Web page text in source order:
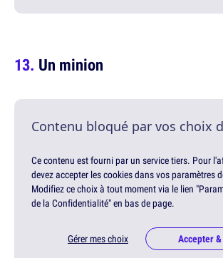
Un minion
Contenu bloqué par vos choix
Ce contenu est fourni par un service tiers. Pour
devez accepter les cookies dans vos paramètres
Modifiez ce choix à tout moment via le lien
de la Confidentialité" en bas de page.
Gérer mes choix Accepter